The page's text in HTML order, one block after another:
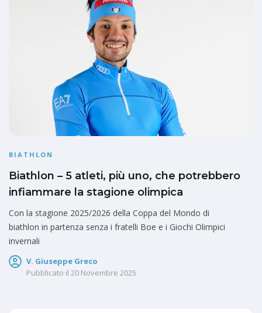
BIATHLON
Biathlon – 5 atleti, più uno, che potrebbero
infiammare la stagione olimpica
Con la stagione 2025/2026 della Coppa del Mondo di
biathlon in partenza senza i fratelli Boe e i Giochi Olimpici
invernali
V. Giuseppe Greco
Pubblicato il 20 Novembre 2025